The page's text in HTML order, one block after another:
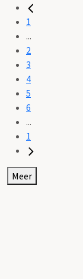
1
...
2
3
4
5
6
...
1
Meer